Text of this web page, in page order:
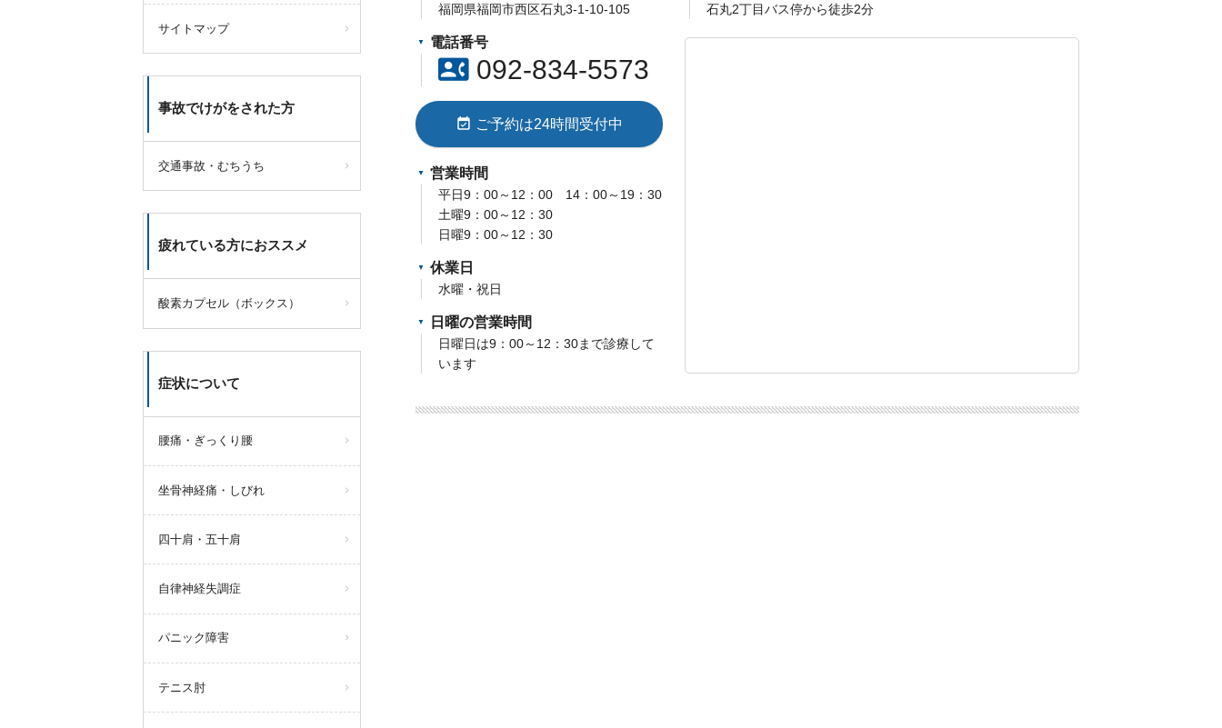
福岡県福岡市西区石丸3-1-10-105
電話番号
contact_phone092-834-5573
event_available ご予約は24時間受付中
営業時間
平日9：00～12：00 14：00～19：30
土曜9：00～12：30
日曜9：00～12：30
休業日
水曜・祝日
日曜の営業時間
日曜日は9：00～12：30まで診療して
います
石丸2丁目バス停から徒歩2分
サイトマップ
事故でけがをされた方
交通事故・むちうち
疲れている方におススメ
酸素カプセル（ボックス）
症状について
腰痛・ぎっくり腰
坐骨神経痛・しびれ
四十肩・五十肩
自律神経失調症
パニック障害
テニス肘